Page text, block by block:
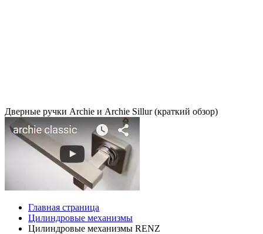
Дверные ручки Archie и Archie Sillur (краткий обзор)
Главная страница
Цилиндровые механизмы
Цилиндровые механизмы RENZ